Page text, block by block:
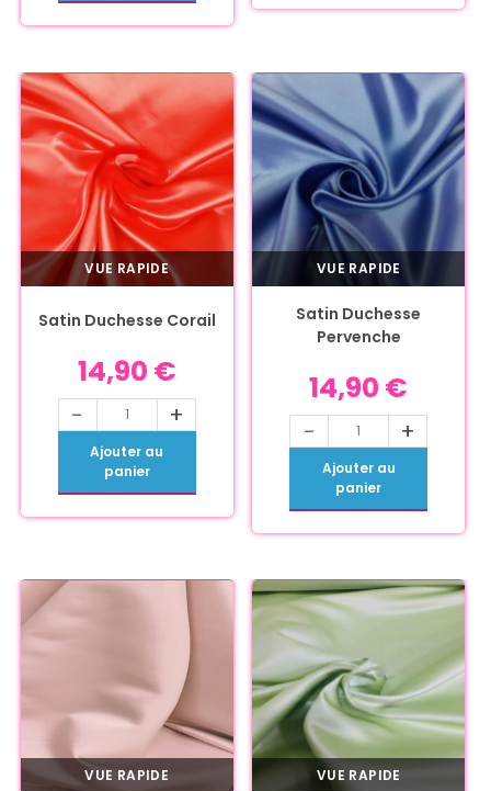
VUE RAPIDE
Satin Duchesse Corail
14,90 €
- +
Ajouter au
panier
VUE RAPIDE
Satin Duchesse
Pervenche
14,90 €
- +
Ajouter au
panier
VUE RAPIDE VUE RAPIDE